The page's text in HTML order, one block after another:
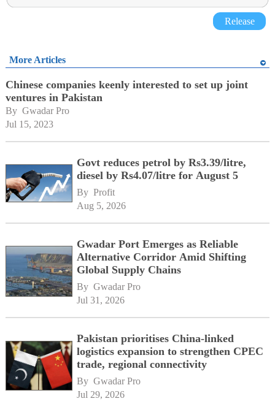
Release
More Articles
Chinese companies keenly interested to set up joint
ventures in Pakistan
By Gwadar Pro
Jul 15, 2023
Govt reduces petrol by Rs3.39/litre,
diesel by Rs4.07/litre for August 5
By Profit
Aug 5, 2026
Gwadar Port Emerges as Reliable
Alternative Corridor Amid Shifting
Global Supply Chains
By Gwadar Pro
Jul 31, 2026
Pakistan prioritises China-linked
logistics expansion to strengthen CPEC
trade, regional connectivity
By Gwadar Pro
Jul 29, 2026